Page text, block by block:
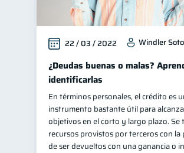
Seguridad financiera
Salud financiera 12
Productos financieros 11
Organización Financiera 10
Deudas 10
Entidad financiera 8
Préstamos 8 Ahorro 8
Consejos 6
22 / 03 / 2022 Windler
¿Deudas buenas o malas?
identificarlas
En términos personales, el crédito es
instrumento bastante útil para
objetivos en el corto y largo plazo. Se
recursos provistos por terceros con la
de ser devueltos con una ganancia o